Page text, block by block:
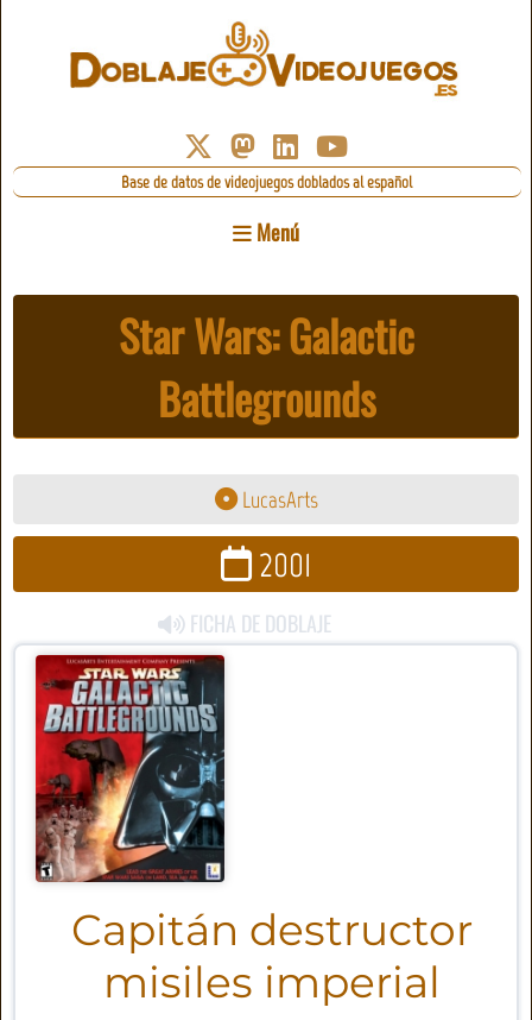
Base de datos de videojuegos doblados al español
Menú
Star Wars: Galactic
Battlegrounds
LucasArts
2001
FICHA DE DOBLAJE
Capitán destructor
misiles imperial